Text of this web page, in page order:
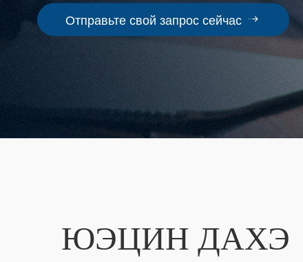
Отправьте свой запрос сейчас
ЮЭЦИН ДАХЭ